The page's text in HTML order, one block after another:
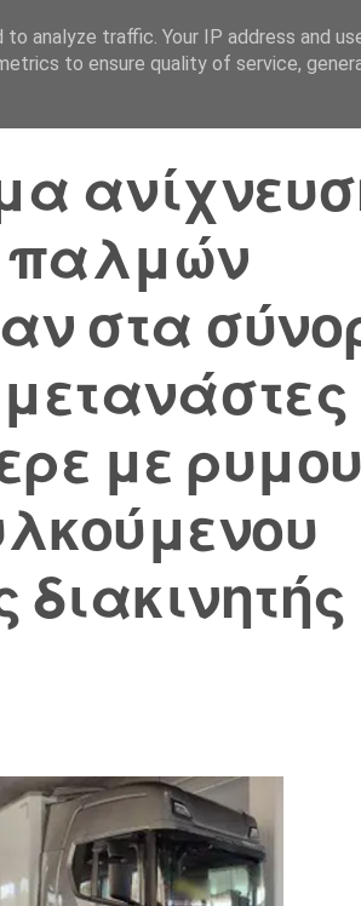
Αρχική Σελίδα Ελλάδα
παλμών
στα
με
analyze traffic. Your IP address and
to ensure quality of service,